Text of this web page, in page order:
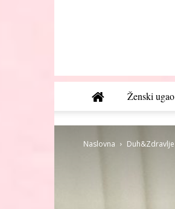
Ženski ugao
Naslovna Duh&Zdravlje